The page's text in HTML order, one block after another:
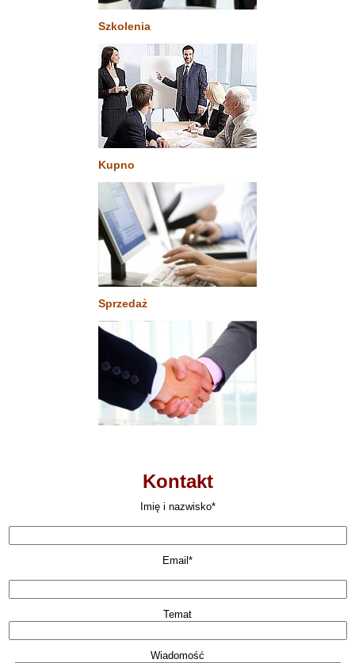
Szkolenia
Kupno
Sprzedaż
Kontakt
Imię i nazwisko*
Email*
Temat
Wiadomość